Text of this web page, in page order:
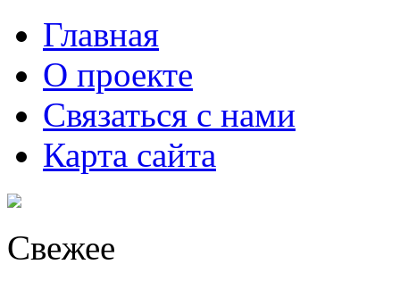
Главная
О проекте
Связаться с нами
Карта сайта
Свежее